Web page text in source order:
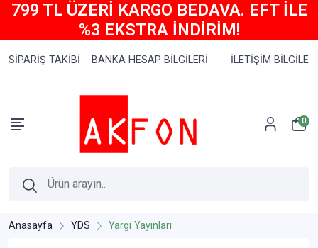
799 TL ÜZERİ KARGO BEDAVA. EFT İLE
%3 EKSTRA İNDİRİM!
SİPARİŞ TAKİBİ BANKA HESAP BİLGİLERİ İLETİŞİM BİLGİLERİ
0
Anasayfa YDS Yargı Yayınları